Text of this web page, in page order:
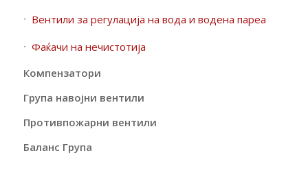
Вентили за регулација на вода и водена пареа
Фаќачи на нечистотија
Компензатори
Група навојни вентили
Противпожарни вентили
Баланс Група